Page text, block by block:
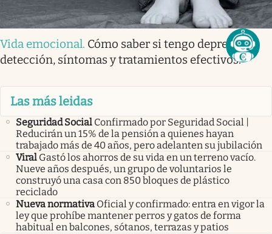
Vida emocional. Cómo saber si tengo depresión:
detección, síntomas y tratamientos efectivos.
Las más leidas
Seguridad Social Confirmado por Seguridad Social |
Reducirán un 15% de la pensión a quienes hayan
trabajado más de 40 años, pero adelanten su jubilación
Viral Gastó los ahorros de su vida en un terreno vacío.
Nueve años después, un grupo de voluntarios le
construyó una casa con 850 bloques de plástico
reciclado
Nueva normativa Oficial y confirmado: entra en vigor la
ley que prohíbe mantener perros y gatos de forma
habitual en balcones, sótanos, terrazas y patios